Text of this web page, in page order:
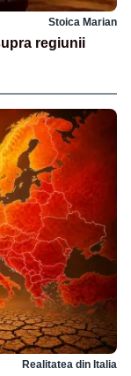
Stoica Marian
regiunii
Realitatea din Italia